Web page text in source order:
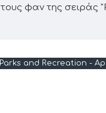
φαν της σειράς
and Recreation -